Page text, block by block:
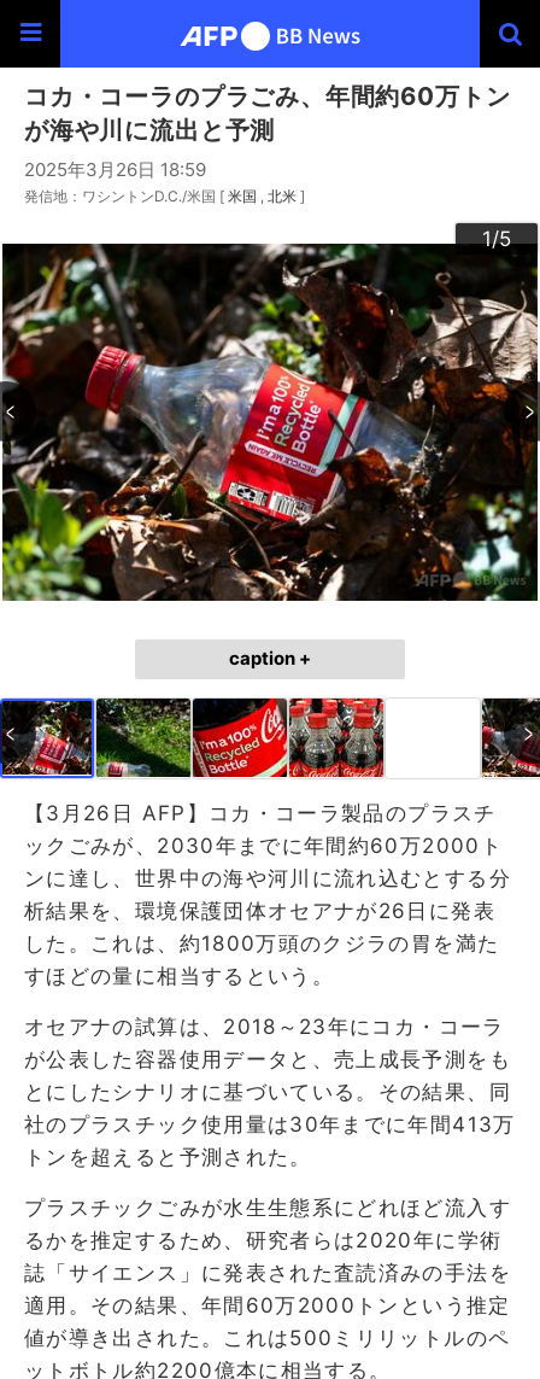
コカ・コーラのプラごみ、年間約60万トン
が海や川に流出と予測
2025年3月26日 18:59
発信地：ワシントンD.C./米国 [ 米国 北米 ]
1/5
2/5
3/5
4/5
5/5
caption +
【3月26日 AFP】コカ・コーラ製品のプラスチ
ックごみが、2030年までに年間約60万2000ト
ンに達し、世界中の海や河川に流れ込むとする分
析結果を、環境保護団体オセアナが26日に発表
した。これは、約1800万頭のクジラの胃を満た
すほどの量に相当するという。
オセアナの試算は、2018～23年にコカ・コーラ
が公表した容器使用データと、売上成長予測をも
とにしたシナリオに基づいている。その結果、同
社のプラスチック使用量は30年までに年間413万
トンを超えると予測された。
プラスチックごみが水生生態系にどれほど流入す
るかを推定するため、研究者らは2020年に学術
誌「サイエンス」に発表された査読済みの手法を
適用。その結果、年間60万2000トンという推定
値が導き出された。これは500ミリリットルのペ
ットボトル約2200億本に相当する。